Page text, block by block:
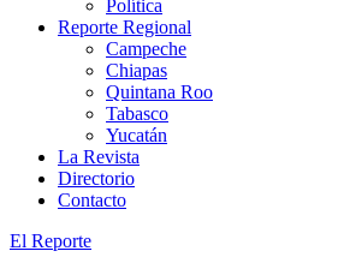
Política
Reporte Regional
Campeche
Chiapas
Quintana Roo
Tabasco
Yucatán
La Revista
Directorio
Contacto
El Reporte